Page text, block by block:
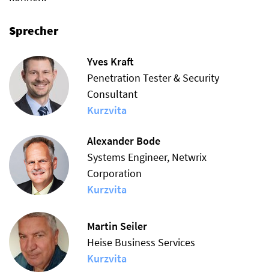
Sprecher
Yves Kraft
Penetration Tester & Security
Consultant
Kurzvita
Alexander Bode
Systems Engineer, Netwrix
Corporation
Kurzvita
Martin Seiler
Heise Business Services
Kurzvita